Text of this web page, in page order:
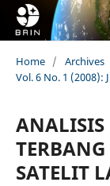
Home / Archives
Vol. 6 No. 1 (2008):
SATELIT